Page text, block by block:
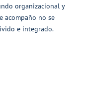
organizacional y
acompaño no se
e integrado.